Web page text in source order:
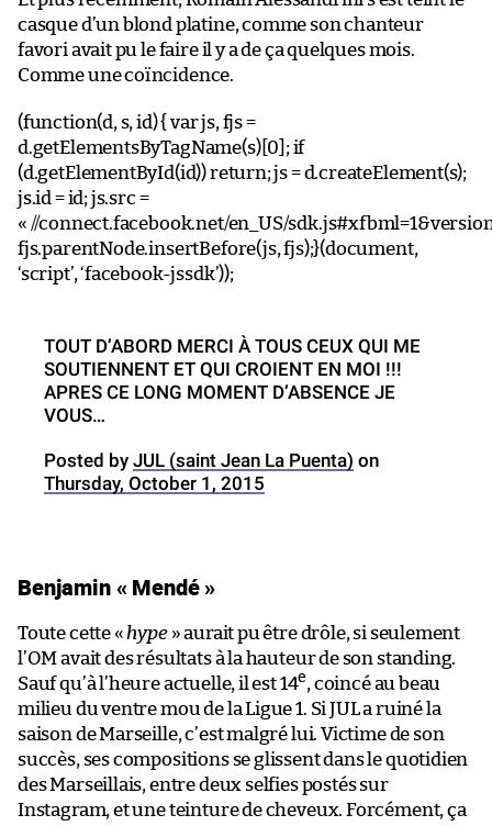
casque d’un blond platine, comme son chanteur
favori avait pu le faire il y a de ça quelques mois.
Comme une coïncidence.
(function(d, s, id) { var js, fjs =
d.getElementsByTagName(s)[0]; if
(d.getElementById(id)) return; js = d.createElement(s);
js.id = id; js.src =
« //connect.facebook.net/en_US/
fjs.parentNode.insertBefore(js, fjs);}(document,
‘script’, ‘facebook-jssdk’));
TOUT D’ABORD MERCI À TOUS CEUX QUI ME
SOUTIENNENT ET QUI CROIENT EN MOI !!!
APRES CE LONG MOMENT D’ABSENCE JE
VOUS…
Posted by JUL (saint Jean La Puenta) on
Thursday, October 1, 2015
Benjamin « Mendé »
Toute cette « hype» aurait pu être drôle, si seulement
l’OM avait des résultats à la hauteur de son standing.
Sauf qu’à l’heure actuelle, il est 14e, coincé au beau
milieu du ventre mou de la Ligue 1. Si JUL a ruiné la
saison de Marseille, c’est malgré lui. Victime de son
succès, ses compositions se glissent dans le quotidien
des Marseillais, entre deux selfies postés sur
Instagram, et une teinture de cheveux. Forcément, ça